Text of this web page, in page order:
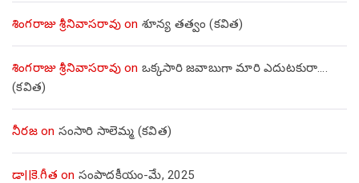
శింగరాజు శ్రీనివాసరావుon శూన్య తత్వం (కవిత)
శింగరాజు శ్రీనివాసరావుon ఒక్కసారి జవాబుగా మారి ఎదుటకురా….
(కవిత)
నీరజon సంసారి సాలెమ్మ (కవిత)
డా||కె.గీత on సంపాదకీయం-మే, 2025